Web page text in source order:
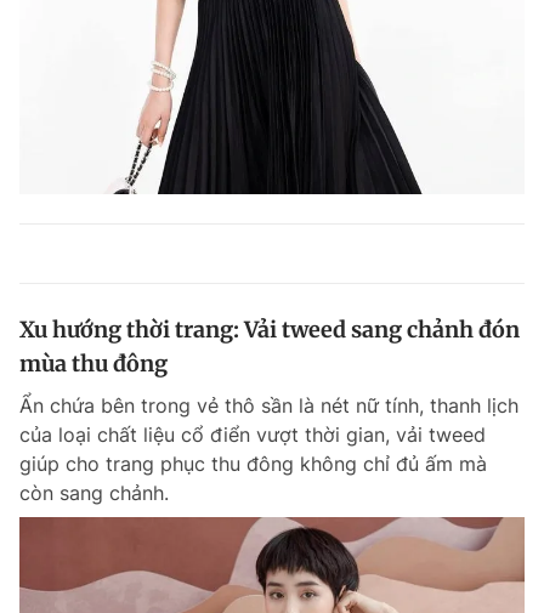
Xu hướng thời trang: Vải tweed sang chảnh đón
mùa thu đông
Ẩn chứa bên trong vẻ thô sần là nét nữ tính, thanh lịch
của loại chất liệu cổ điển vượt thời gian, vải tweed
giúp cho trang phục thu đông không chỉ đủ ấm mà
còn sang chảnh.